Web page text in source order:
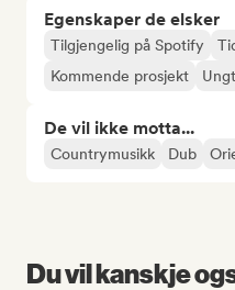
Egenskaper de elsker
Tilgjengelig på Spotify
Kommende prosjekt
De vil ikke motta...
Countrymusikk Dub
Du vil kanskje